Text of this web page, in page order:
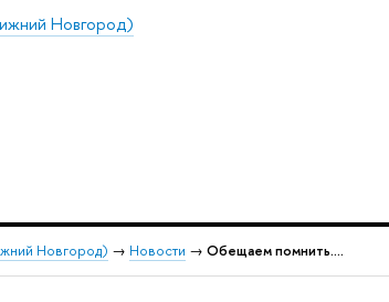
Новгород)
Новгород) → Новости → Обещаем помнить....